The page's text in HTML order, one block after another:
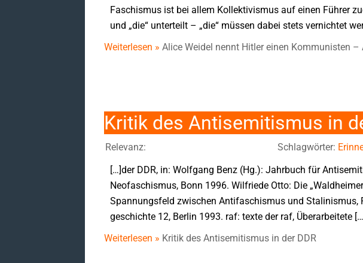
Faschismus ist bei allem Kollektivismus auf einen Führer
und „die“ unterteilt – „die“ müssen dabei stets vernichtet
Weiterlesen » Alice Weidel nennt Hitler einen Kommunisten
Kritik des Antisemitismus in
Relevanz: Schlagwörter:
[…]der DDR, in: Wolfgang Benz (Hg.): Jahrbuch für
Neofaschismus, Bonn 1996. Wilfriede Otto: Die
Spannungsfeld zwischen Antifaschismus und Stalinismus,
geschichte 12, Berlin 1993. raf: texte der raf, Überarbeitete
Weiterlesen » Kritik des Antisemitismus in der DDR